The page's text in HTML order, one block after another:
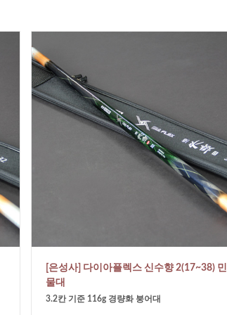
[은성사] 다이아플렉스 신수향 2(17~38) 민
물대
3.2칸 기준 116g 경량화 붕어대